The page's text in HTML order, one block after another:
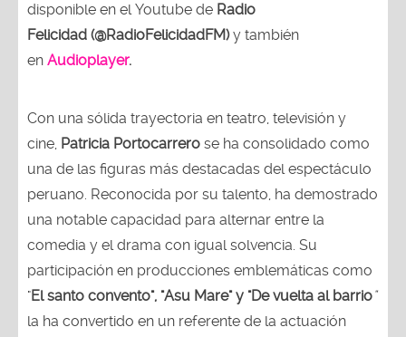
disponible en el Youtube de Radio
Felicidad (@RadioFelicidadFM)y también
en Audioplayer.
Con una sólida trayectoria en teatro, televisión y
cine, Patricia Portocarrero se ha consolidado como
una de las figuras más destacadas del espectáculo
peruano. Reconocida por su talento, ha demostrado
una notable capacidad para alternar entre la
comedia y el drama con igual solvencia. Su
participación en producciones emblemáticas como
"El santo convento", "Asu Mare" y "De vuelta al barrio"
la ha convertido en un referente de la actuación